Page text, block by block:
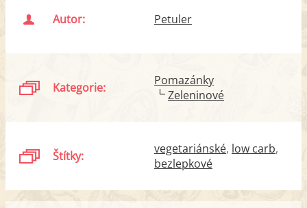
Autor: Petuler
Kategorie:
Pomazánky
Zeleninové
Štítky: vegetariánské low carb
bezlepkové